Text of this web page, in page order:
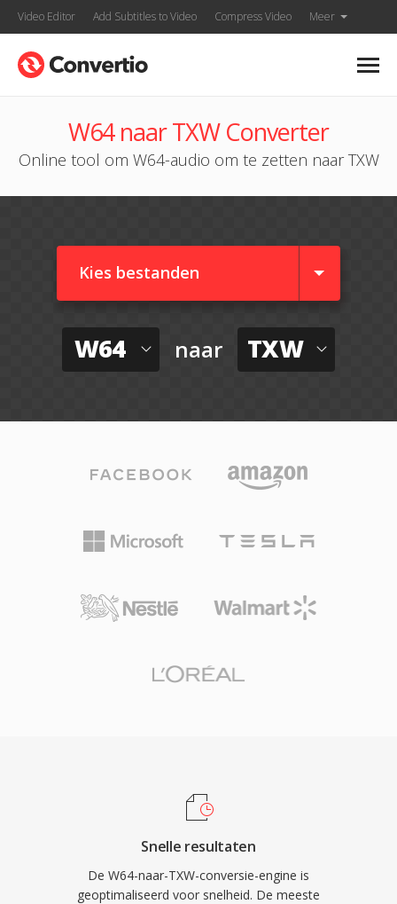
Video Editor Add Subtitles to Video Compress Video Meer
W64 naar TXW Converter
Online tool om W64-audio om te zetten naar TXW
Kies bestanden
W64 naar TXW
Snelle resultaten
De W64-naar-TXW-conversie-engine is
geoptimaliseerd voor snelheid. De meeste